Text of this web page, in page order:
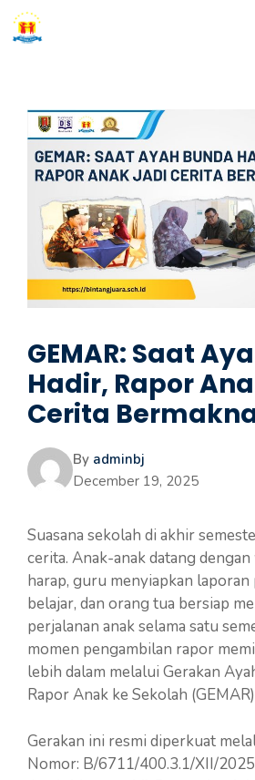
Skip
to
GEMAR: Saat
Hadir, Rapor
Cerita
By adminbj
December 19, 2025
Suasana sekolah di akhir
cerita. Anak-anak datang
harap, guru menyiapkan
belajar, dan orang tua bersiap
perjalanan anak selama satu
momen pengambilan rapor
lebih dalam melalui Gerakan
Rapor Anak ke Sekolah
Gerakan ini resmi diperkuat
Nomor: B/6711/400.3.1/XII/